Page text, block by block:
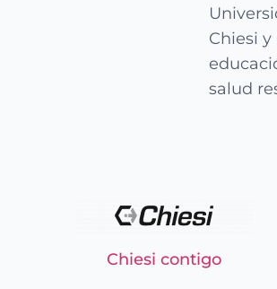
Chiesi y
salud
Chiesi contigo